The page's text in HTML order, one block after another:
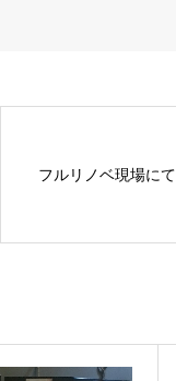
フルリノベ現場にて